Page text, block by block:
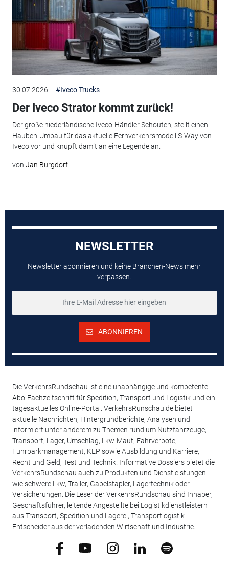
30.07.2026 #Iveco Trucks
Der Iveco Strator kommt zurück!
Der große niederländische Iveco-Händler Schouten, stellt einen
Hauben-Umbau für das aktuelle Fernverkehrsmodell S-Way von
Iveco vor und knüpft damit an eine Legende an.
von Jan Burgdorf
NEWSLETTER
Newsletter abonnieren und keine Branchen-News mehr
verpassen.
ABONNIEREN
Die VerkehrsRundschau ist eine unabhängige und kompetente
Abo-Fachzeitschrift für Spedition, Transport und Logistik und ein
tagesaktuelles Online-Portal. VerkehrsRunschau.de bietet
aktuelle Nachrichten, Hintergrundberichte, Analysen und
informiert unter anderem zu Themen rund um Nutzfahrzeuge,
Transport, Lager, Umschlag, Lkw-Maut, Fahrverbote,
Fuhrparkmanagement, KEP sowie Ausbildung und Karriere,
Recht und Geld, Test und Technik. Informative Dossiers bietet die
VerkehrsRundschau auch zu Produkten und Dienstleistungen
wie schwere Lkw, Trailer, Gabelstapler, Lagertechnik oder
Versicherungen. Die Leser der VerkehrsRundschau sind Inhaber,
Geschäftsführer, leitende Angestellte bei Logistikdienstleistern
aus Transport, Spedition und Lagerei, Transportlogistik-
Entscheider aus der verladenden Wirtschaft und Industrie.